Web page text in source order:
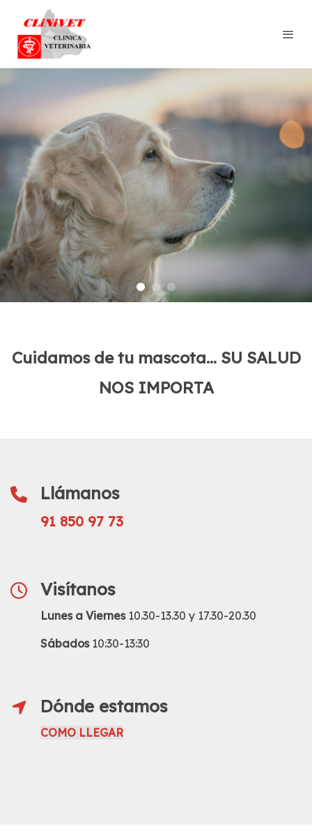
Cuidamos de tu mascota... SU SALUD
NOS IMPORTA
Llámanos
91 850 97 73
Visítanos
Lunes a Viernes10.30-13.30 y 17.30-20.30
Sábados10:30-13:30
Dónde estamos
COMO LLEGAR